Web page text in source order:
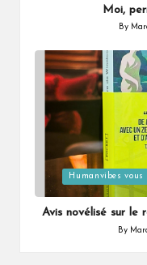
Moi,
Posted
By
Posted
in
Humanvibes vous
Avis novélisé sur le
Posted
By